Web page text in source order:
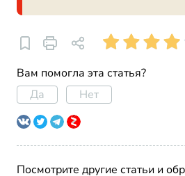
Вам помогла эта статья?
Да
Нет
Посмотрите другие статьи и